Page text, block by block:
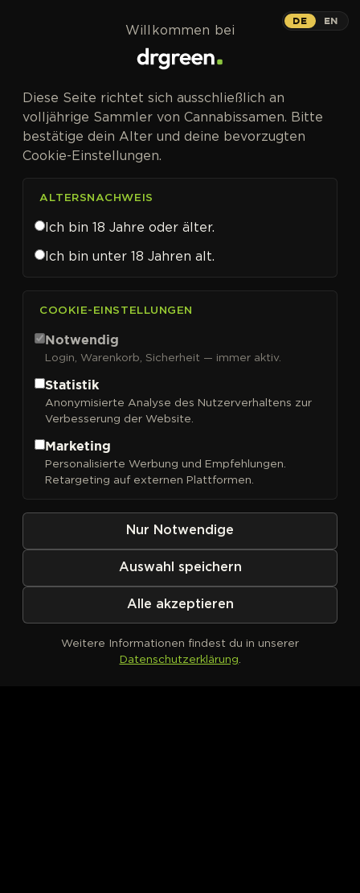
Elite Seeds
Sortieren nach
Kein Produkt definiert
DE EN
Willkommen bei
Diese Seite richtet sich ausschließlich an
volljährige Sammler von Cannabissamen. Bitte
bestätige dein Alter und deine bevorzugten
Cookie-Einstellungen.
ALTERSNACHWEIS
Ich bin 18 Jahre oder älter.
Ich bin unter 18 Jahren alt.
COOKIE-EINSTELLUNGEN
Notwendig
Login, Warenkorb, Sicherheit — immer aktiv.
Statistik
Anonymisierte Analyse des Nutzerverhaltens zur
Verbesserung der Website.
Marketing
Personalisierte Werbung und Empfehlungen.
Retargeting auf externen Plattformen.
Nur Notwendige
Auswahl speichern
Alle akzeptieren
Weitere Informationen findest du in unserer
Datenschutzerklärung